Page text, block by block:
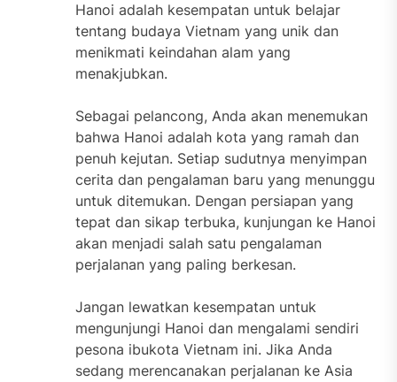
Hanoi adalah kesempatan untuk belajar
tentang budaya Vietnam yang unik dan
menikmati keindahan alam yang
menakjubkan.
Sebagai pelancong, Anda akan menemukan
bahwa Hanoi adalah kota yang ramah dan
penuh kejutan. Setiap sudutnya menyimpan
cerita dan pengalaman baru yang menunggu
untuk ditemukan. Dengan persiapan yang
tepat dan sikap terbuka, kunjungan ke Hanoi
akan menjadi salah satu pengalaman
perjalanan yang paling berkesan.
Jangan lewatkan kesempatan untuk
mengunjungi Hanoi dan mengalami sendiri
pesona ibukota Vietnam ini. Jika Anda
sedang merencanakan perjalanan ke Asia